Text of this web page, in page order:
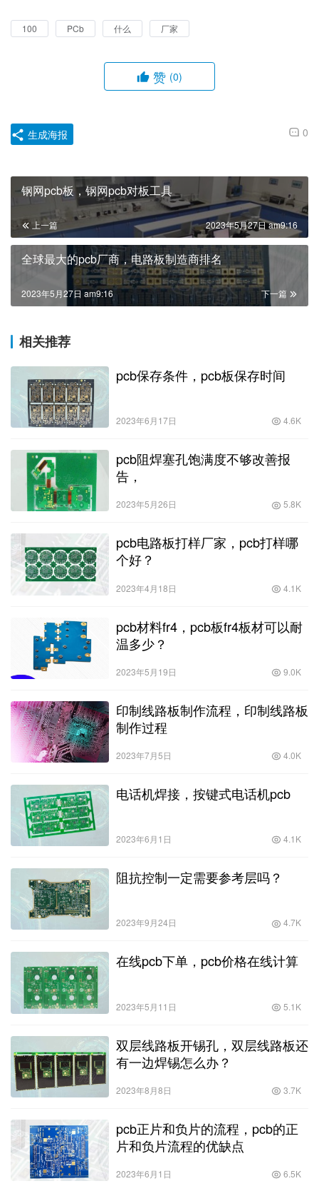
100 PCb 什么 厂家
赞 (0)
0
生成海报
钢网pcb板，钢网pcb对板工具
上一篇 2023年5月27日 am9:16
全球最大的pcb厂商，电路板制造商排名
下一篇
2023年5月27日 am9:16
相关推荐
pcb保存条件，pcb板保存时间
2023年6月17日 4.6K
pcb阻焊塞孔饱满度不够改善报
告，
2023年5月26日 5.8K
pcb电路板打样厂家，pcb打样哪
个好？
2023年4月18日 4.1K
pcb材料fr4，pcb板fr4板材可以耐
温多少？
2023年5月19日 9.0K
印制线路板制作流程，印制线路板
制作过程
2023年7月5日 4.0K
电话机焊接，按键式电话机pcb
2023年6月1日 4.1K
阻抗控制一定需要参考层吗？
2023年9月24日 4.7K
在线pcb下单，pcb价格在线计算
2023年5月11日 5.1K
双层线路板开锡孔，双层线路板还
有一边焊锡怎么办？
2023年8月8日 3.7K
pcb正片和负片的流程，pcb的正
片和负片流程的优缺点
2023年6月1日 6.5K